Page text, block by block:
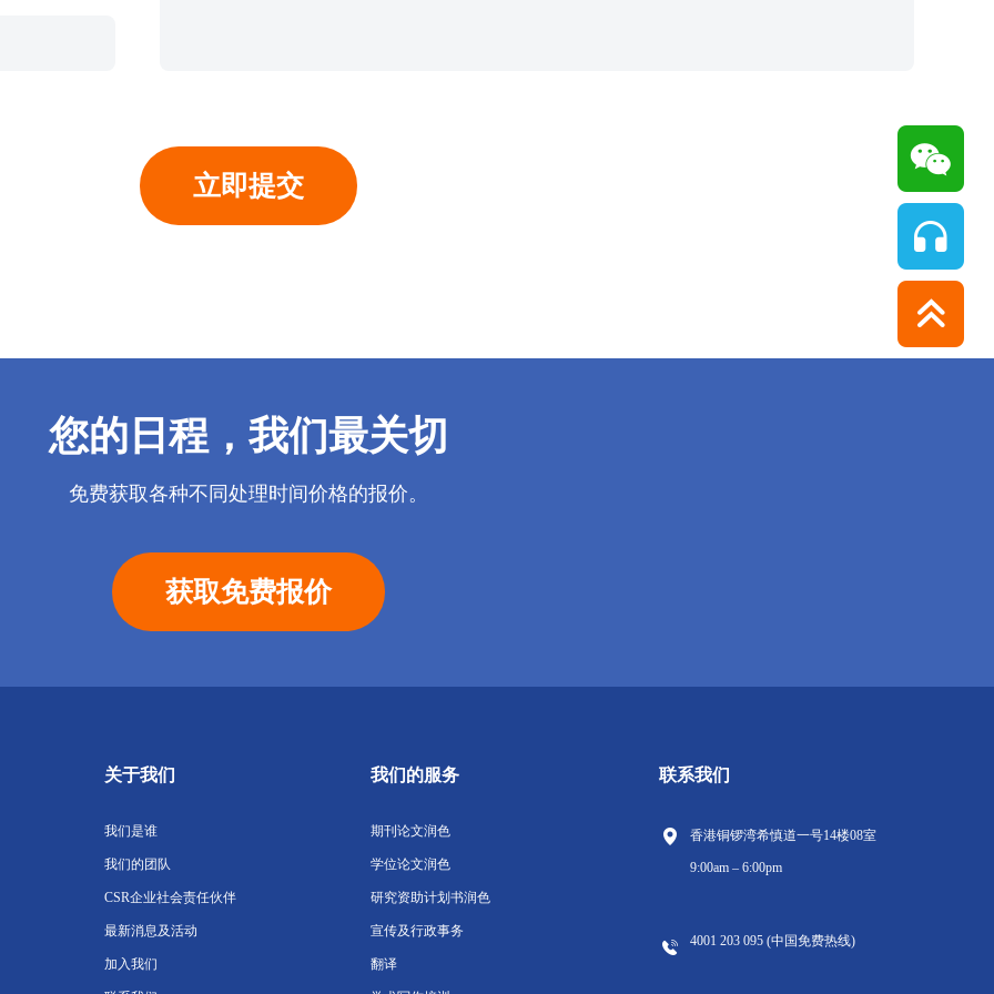
您的日程，我们最关切
免费获取各种不同处理时间价格的报价。
获取免费报价
关于我们
我们是谁
我们的团队
CSR企业社会责任伙伴
最新消息及活动
加入我们
我们的服务
期刊论文润色
学位论文润色
研究资助计划书润色
宣传及行政事务
翻译
联系我们
香港铜锣湾希慎道一号14楼08室
9:00am – 6:00pm
4001 203 095 (中国免费热线)